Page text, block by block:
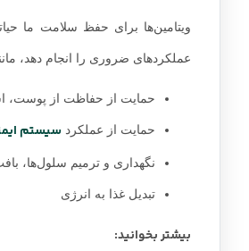
ویتامین‌ها برای حفظ سلامت ما
عملکردهای ضروری را انجام دهد،
حمایت از حفاظت از پوست،
حمایت از عملکرد سیستم
نگهداری و ترمیم سلول‌ها،
تبدیل غذا به انرژی
بیشتر بخوانید: